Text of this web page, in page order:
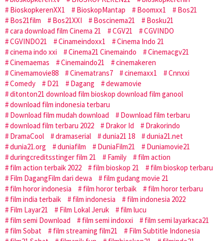
BioskopkerenXX1
BioskopMantap Boomxx1
Bos21
Bos21film
Bos21XXI Boscinema21
Bosku21
cara download film Cinema 21
CGV21
CGVINDO
CGVINDO21
Cinameindoxx1
Cinema Indo 21
cinema indo xxi
Cinema21 Cinemaindo
Cinemacgv21
Cinemaemas
Cinemaindo21
cinemakeren
Cinemamovie88
Cinematrans7 cinemaxx1
Cnnxxi
Comedy
D21 Dagang
dewamovie
ditonton21 download film bioskop download film ganool
download film indonesia terbaru
Download film mudah download
Download film terbaru
download film terbaru 2022
Drakor Id
Drakorindo
DramaCool
dramaserial dunia21 18
dunia21.net
dunia21.org
duniafilm DuniaFilm21
Duniamovie21
duringcreditsstinger film 21
Family
film action
film action terbaik 2022
film bioskop 21
film bioskop terbaru
Film DagangFilm dari dewa
film gudang movie 21
film horor indonesia
film horor terbaik
film horor terbaru
film india terbaik
film indonesia
film indonesia 2022
Film Layar21
Film Lokal Jeruk
film lucu
film semi Download
film semi indoxxi
film semi layarkaca21
film Sobat
film streaming film21
Film Subtitle Indonesia